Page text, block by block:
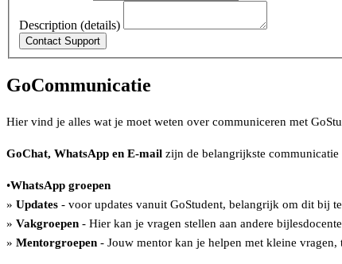
Description (details)
GoCommunicatie
Hier vind je alles wat je moet weten over communiceren met
GoChat, WhatsApp en E-mail zijn de belangrijkste
•WhatsApp groepen
» Updates - voor updates vanuit GoStudent, belangrijk om dit bij
» Vakgroepen - Hier kan je vragen stellen aan andere
» Mentorgroepen - Jouw mentor kan je helpen met kleine vragen,